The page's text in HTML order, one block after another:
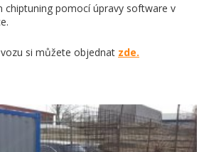
chiptuning pomocí úpravy software v
si můžete objednat zde.